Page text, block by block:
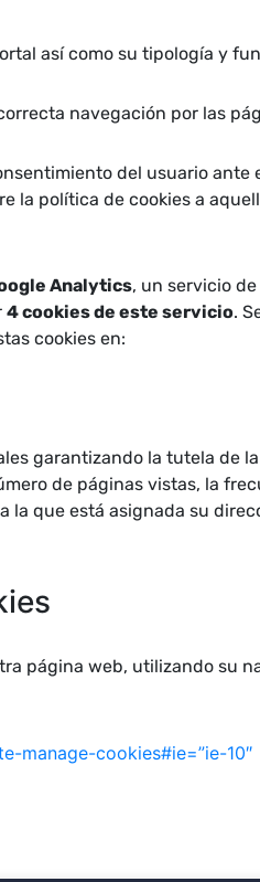
así como su tipología y
navegación por las
del usuario ante
política de cookies a
Analytics, un servicio
4 cookies de este servicio.
cookies en:
garantizando la tutela de
de páginas vistas, la
que está asignada su
página web, utilizando su
manage-cookies#ie=”ie-10″